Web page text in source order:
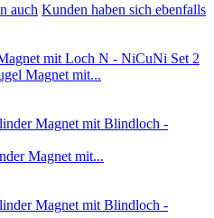
auch Kunden haben sich ebenfalls
Set 2
Magnet mit...
Magnet mit...